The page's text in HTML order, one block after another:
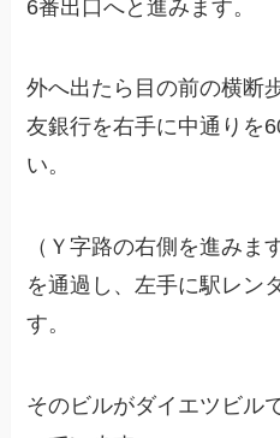
6番出口へと進みます。
外へ出たら目の前の横断
友銀行を右手に中通りを
い。
（Ｙ字路の右側を進みま
を通過し、左手に駅レン
す。
そのビルがダイエツビル